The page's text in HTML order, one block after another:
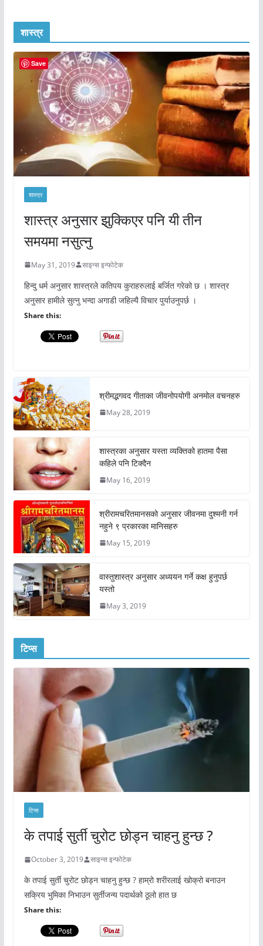
शास्त्र
शास्त्र
शास्त्र अनुसार झुक्किएर पनि यी तीन
समयमा नसुत्नु
May 31, 2019 साइन्स इन्फोटेक
हिन्दु धर्म अनुसार शास्त्रले कतिपय कुराहरुलाई बर्जित गरेको छ । शास्त्र
अनुसार हामीले सुत्नु भन्दा अगाडी जहिल्यै विचार पुर्याउनुपर्छ ।
Share this:
श्रीमद्भगवद गीताका जीवनोपयोगी अनमोल वचनहरु
May 28, 2019
शास्त्रका अनुसार यस्ता व्यक्तिको हातमा पैसा
कहिले पनि टिक्दैन
May 16, 2019
श्रीरामचरितमानसको अनुसार जीवनमा दुश्मनी गर्न
नहुने ९ प्रकारका मानिसहरु
May 15, 2019
वास्तुशास्त्र अनुसार अध्ययन गर्ने कक्ष हुनुपर्छ
यस्तो
May 3, 2019
टिप्स
टिप्स
के तपाई सुर्ती चुरोट छोड्न चाहनु हुन्छ ?
October 3, 2019 साइन्स इन्फोटेक
के तपाई सुर्ती चुरोट छोड्न चाहनु हुन्छ ? हाम्रो शरीरलाई खोक्रो बनाउन
सक्रिय भुमिका निभाउन सुर्तीजन्य पदार्थको ठूलो हात छ
Share this:
Save